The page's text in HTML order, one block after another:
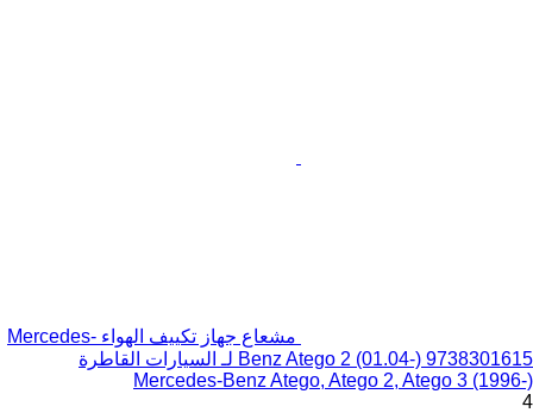
مشعاع جهاز تكييف الهواء Mercedes-
Benz Atego 2 (01.04-) 9738301615 لـ السيارات القاطرة
Mercedes-Benz Atego, Atego 2, Atego 3 (1996-)
4